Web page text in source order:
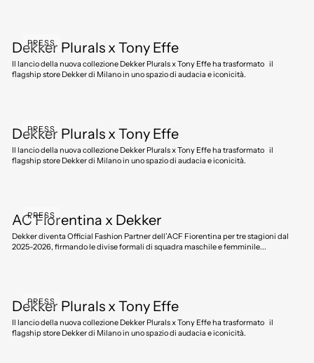
PRESS
Dekker Plurals x Tony Effe
Il lancio della nuova collezione Dekker Plurals x Tony Effe ha trasformato il
flagship store Dekker di Milano in uno spazio di audacia e iconicità.
PRESS
Dekker Plurals x Tony Effe
Il lancio della nuova collezione Dekker Plurals x Tony Effe ha trasformato il
flagship store Dekker di Milano in uno spazio di audacia e iconicità.
PRESS
AC Fiorentina x Dekker
Dekker diventa Official Fashion Partner dell’ACF Fiorentina per tre stagioni dal
2025-2026, firmando le divise formali di squadra maschile e femminile...
PRESS
Dekker Plurals x Tony Effe
Il lancio della nuova collezione Dekker Plurals x Tony Effe ha trasformato il
flagship store Dekker di Milano in uno spazio di audacia e iconicità.